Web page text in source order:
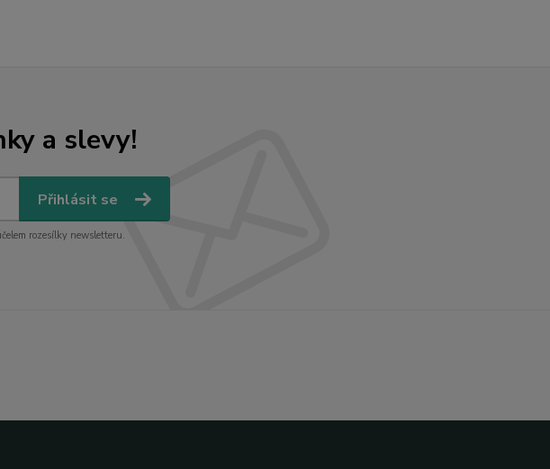
a slevy!
Přihlásit se
rozesílky newsletteru.